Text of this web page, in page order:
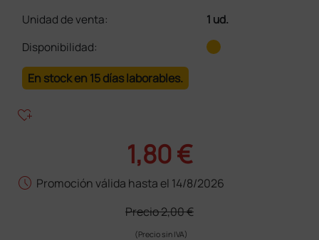
Unidad de venta:
1 ud.
Disponibilidad:
En stock en 15 días laborables.
heart_plus
1,80 €
schedule Promoción válida hasta el 14/8/2026
Precio2,00 €
(Precio sin IVA)